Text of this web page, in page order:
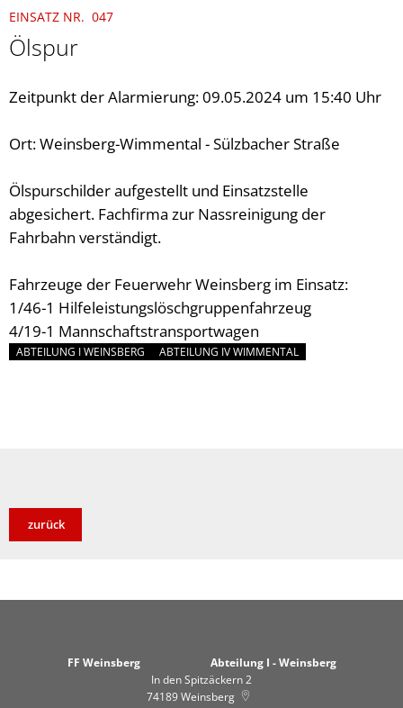
EINSATZ NR. 047
Ölspur
Zeitpunkt der Alarmierung: 09.05.2024 um 15:40 Uhr
Ort: Weinsberg-Wimmental - Sülzbacher Straße
Ölspurschilder aufgestellt und Einsatzstelle
abgesichert. Fachfirma zur Nassreinigung der
Fahrbahn verständigt.
Fahrzeuge der Feuerwehr Weinsberg im Einsatz:
1/46-1 Hilfeleistungslöschgruppenfahrzeug
4/19-1 Mannschaftstransportwagen
ABTEILUNG I WEINSBERG ABTEILUNG IV WIMMENTAL
zurück
FF Weinsberg Abteilung I - Weinsberg
In den Spitzäckern 2
74189Weinsberg